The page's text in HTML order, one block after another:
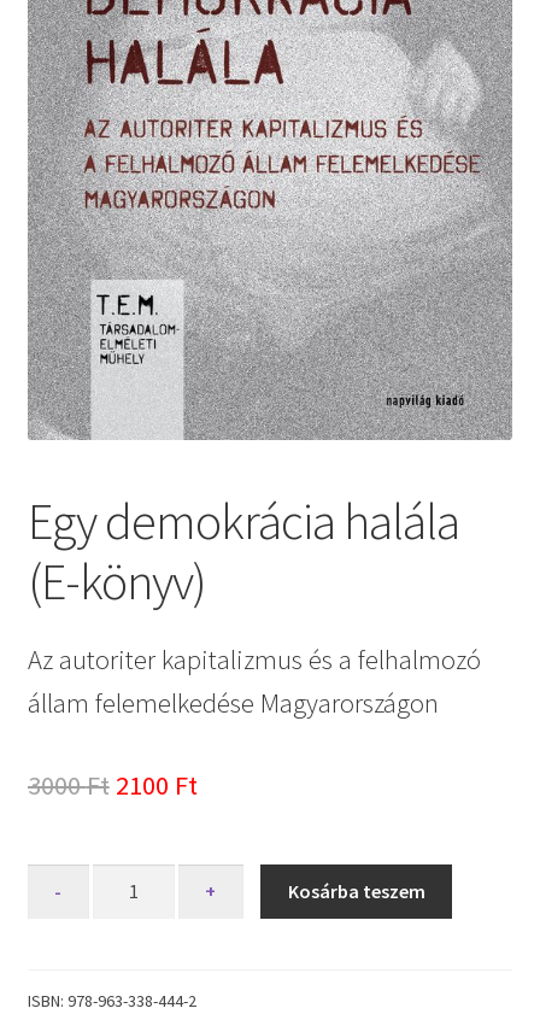
Egy demokrácia halála
(E-könyv)
Az autoriter kapitalizmus és a felhalmozó
állam felemelkedése Magyarországon
3000Ft Original
was:
2100 FtCurrent
is:
2100 Ft.
-
könyv)
+ Kosárba teszem
ISBN: 978-963-338-444-2